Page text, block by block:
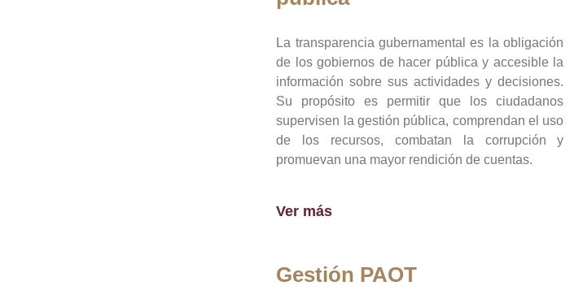
La transparencia gubernamental es la obligación
de los gobiernos de hacer pública y accesible la
información sobre sus actividades y decisiones.
Su propósito es permitir que los ciudadanos
supervisen la gestión pública, comprendan el uso
de los recursos, combatan la corrupción y
promuevan una mayor rendición de cuentas.
Ver más
Gestión PAOT